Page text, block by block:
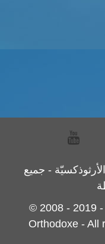
الأرثوذكسيّة - جميع
© 2008 -
Orthodoxe -